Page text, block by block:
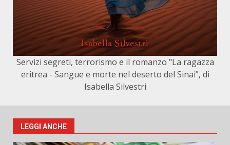
Servizi segreti, terrorismo e il romanzo "La ragazza
eritrea - Sangue e morte nel deserto del Sinai", di
Isabella Silvestri
LEGGI ANCHE